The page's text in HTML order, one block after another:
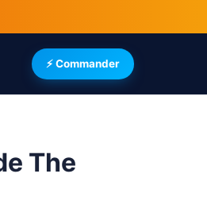
⚡ Commander
The